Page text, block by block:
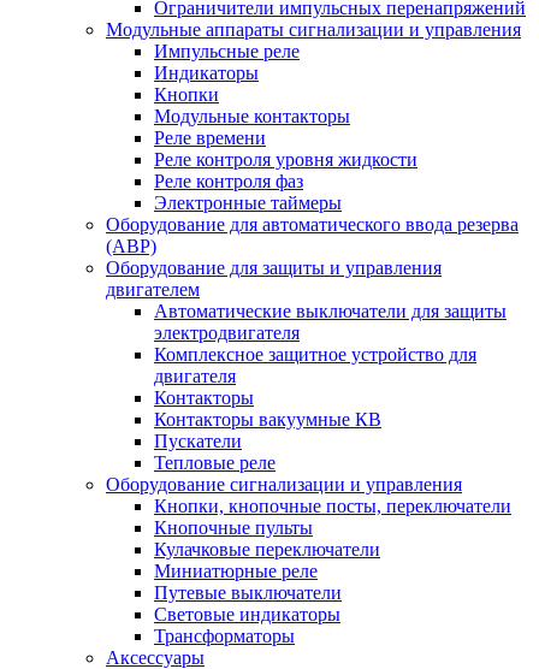
Ограничители импульсных перенапряжений
Модульные аппараты сигнализации и управления
Импульсные реле
Индикаторы
Кнопки
Модульные контакторы
Реле времени
Реле контроля уровня жидкости
Реле контроля фаз
Электронные таймеры
Оборудование для автоматического ввода резерва
(АВР)
Оборудование для защиты и управления
двигателем
Автоматические выключатели для защиты
электродвигателя
Комплексное защитное устройство для
двигателя
Контакторы
Контакторы вакуумные КВ
Пускатели
Тепловые реле
Оборудование сигнализации и управления
Кнопки, кнопочные посты, переключатели
Кнопочные пульты
Кулачковые переключатели
Миниатюрные реле
Путевые выключатели
Световые индикаторы
Трансформаторы
Аксессуары